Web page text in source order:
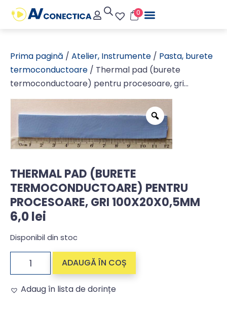
0
Prima pagină / Atelier, Instrumente / Pasta, burete
termoconductoare / Thermal pad (burete
termoconductoare) pentru procesoare, gri
100x20x0,5mm
THERMAL PAD (BURETE
TERMOCONDUCTOARE) PENTRU
PROCESOARE, GRI 100X20X0,5MM
6,0lei
Disponibil din stoc
ADAUGĂ ÎN COȘ
Adaug în lista de dorințe